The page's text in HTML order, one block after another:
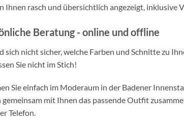
Ihnen rasch und übersichtlich angezeigt, inklusive
Beratung - online und offline
sich nicht sicher, welche Farben und Schnitte zu
Sie nicht im Stich!
Sie einfach im Moderaum in der Badener
mit Ihnen das passende Outfit
Telefon.